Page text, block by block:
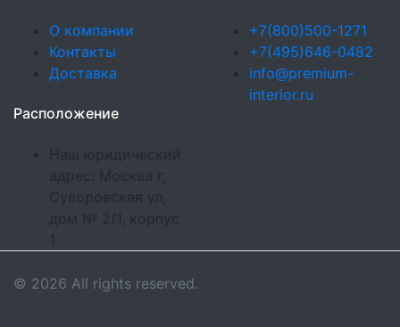
О компании
Контакты
Доставка
+7(800)500-1271
+7(495)646-0482
info@premium-
interior.ru
Расположение
Наш юридический
адрес: Москва г,
Суворовская ул,
дом № 2/1, корпус
© 2026 All rights reserved.